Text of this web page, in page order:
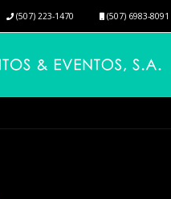
(507) 223-1470 (507) 6983-